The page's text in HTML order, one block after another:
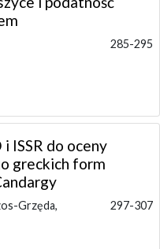
285-295
ISSR do oceny
greckich form
Grzęda,
297-307